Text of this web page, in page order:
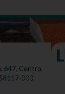
647, Centro,
000